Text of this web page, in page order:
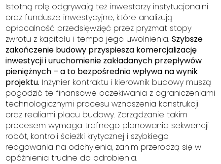
Istotną rolę odgrywają też inwestorzy instytucjonalni
oraz fundusze inwestycyjne, które analizują
opłacalność przedsięwzięć przez pryzmat stopy
zwrotu z kapitału i tempa jego uwolnienia.Szybsze
zakończenie budowy przyspiesza komercjalizację
inwestycji i uruchomienie zakładanych przepływów
pieniężnych – a to bezpośrednio wpływa na wynik
projektu. Inżynier kontraktu i kierownik budowy muszą
pogodzić te finansowe oczekiwania z ograniczeniami
technologicznymi procesu wznoszenia konstrukcji
oraz realiami placu budowy. Zarządzanie takim
procesem wymaga trafnego planowania sekwencji
robót, kontroli ścieżki krytycznej i szybkiego
reagowania na odchylenia, zanim przerodzą się w
opóźnienia trudne do odrobienia.